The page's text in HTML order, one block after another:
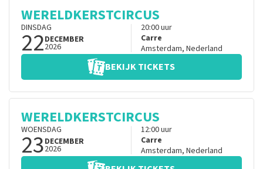
WERELDKERSTCIRCUS
DINSDAG
22DECEMBER
2026
20:00uur
Carre
Amsterdam, Nederland
BEKIJK TICKETS
WERELDKERSTCIRCUS
WOENSDAG
23DECEMBER
2026
12:00uur
Carre
Amsterdam, Nederland